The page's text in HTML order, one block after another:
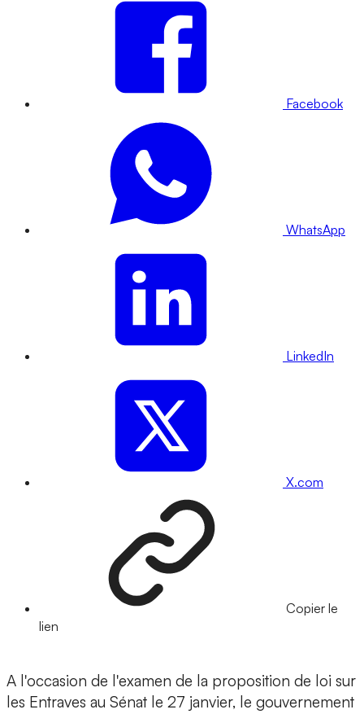
Facebook
WhatsApp
LinkedIn
X.com
Copier le
lien
A l'occasion de l'examen de la proposition de loi sur
les Entraves au Sénat le 27 janvier, le gouvernement